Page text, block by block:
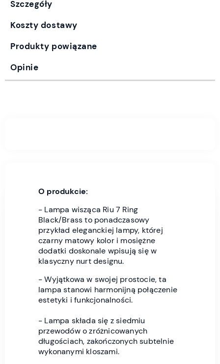
Szczegóły
Koszty dostawy
Produkty powiązane
Opinie
O produkcie:
- Lampa wisząca Riu 7 Ring
Black/Brass to ponadczasowy
przykład eleganckiej lampy, której
czarny matowy kolor i mosiężne
dodatki doskonale wpisują się w
klasyczny nurt designu.
- Wyjątkowa w swojej prostocie, ta
lampa stanowi harmonijną połączenie
estetyki i funkcjonalności.
- Lampa składa się z siedmiu
przewodów o zróżnicowanych
długościach, zakończonych subtelnie
wykonanymi kloszami.